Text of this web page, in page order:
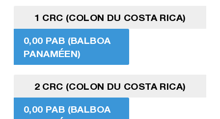
1 CRC (COLON DU COSTA RICA)
0,00 PAB (BALBOA
PANAMÉEN)
2 CRC (COLON DU COSTA RICA)
0,00 PAB (BALBOA